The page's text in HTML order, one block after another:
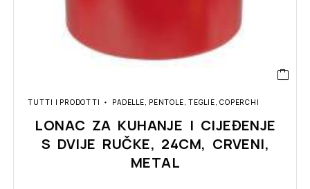
TUTTI I PRODOTTI PADELLE, PENTOLE, TEGLIE, COPERCHI
LONAC ZA KUHANJE I CIJEĐENJE
S DVIJE RUČKE, 24CM, CRVENI,
METAL